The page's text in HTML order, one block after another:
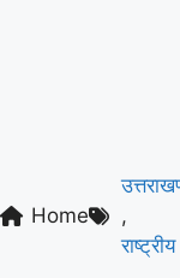
Home
,
राष्ट्रीय